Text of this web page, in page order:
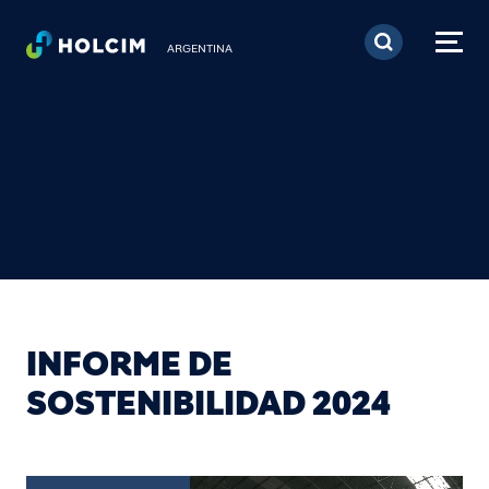
Pasar al contenido
ARGENTINA
INFORME DE
SOSTENIBILIDAD 2024